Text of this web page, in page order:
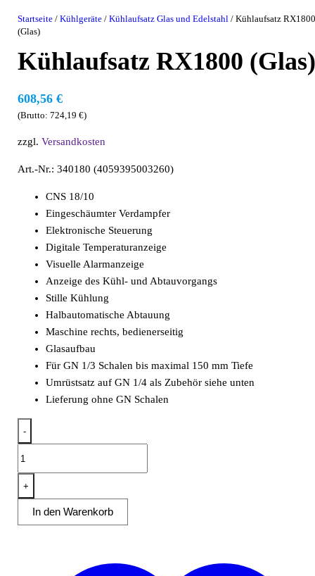
Startseite /Kühlgeräte /Kühlaufsatz Glas und Edelstahl / Kühlaufsatz
(Glas)
Kühlaufsatz RX1800
608,56€
(Brutto:724,19€)
zzgl.Versandkosten
Art.-Nr.: 340180 (4059395003260)
CNS 18/10
Eingeschäumter Verdampfer
Elektronische Steuerung
Digitale Temperaturanzeige
Visuelle Alarmanzeige
Anzeige des Kühl- und Abtauvorgangs
Stille Kühlung
Halbautomatische Abtauung
Maschine rechts, bedienerseitig
Glasaufbau
Für GN 1/3 Schalen bis maximal 150 mm Tiefe
Umrüstsatz auf GN 1/4 als Zubehör siehe unten
Lieferung ohne GN Schalen
-
(Glas)
Menge
+
In den Warenkorb